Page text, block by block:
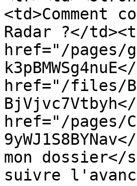
<td>Comment
Radar ?</
href="/pages/
href="/files/
href="/pages/
mon dossier</
suivre